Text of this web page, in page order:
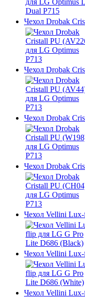
Чехол Drobak
Чехол Drobak
Чехол Drobak
Чехол Drobak
Чехол Vellini
Чехол Vellini
Чехол Vellini